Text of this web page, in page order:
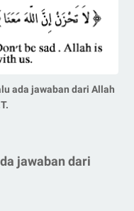
ada jawaban dari Allah
jawaban dari